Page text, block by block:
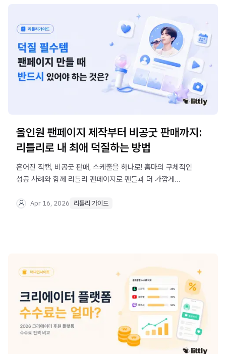
올인원 팬페이지 제작부터 비공굿 판매까지:
리틀리로 내 최애 덕질하는 방법
흩어진 직캠, 비공굿 판매, 스케줄을 하나로! 홈마의 구체적인
성공 사례와 함께 리틀리 팬페이지로 팬들과 더 가깝게
Apr 16, 2026 리틀리 가이드